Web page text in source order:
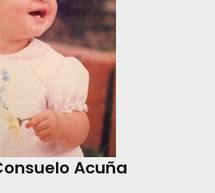
Acuña